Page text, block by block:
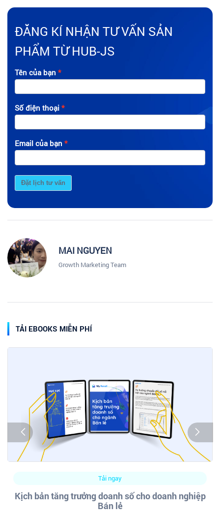
ĐĂNG KÍ NHẬN TƯ VẤN SẢN
PHẨM TỪ HUB-JS
Tên của bạn
Số điện thoại
Email của bạn
Đặt lịch tư vấn
MAI NGUYEN
Growth Marketing Team
TẢI EBOOKS MIỄN PHÍ
Tải ngay
Kịch bản tăng trưởng doanh số cho doanh nghiệp
Bán lẻ